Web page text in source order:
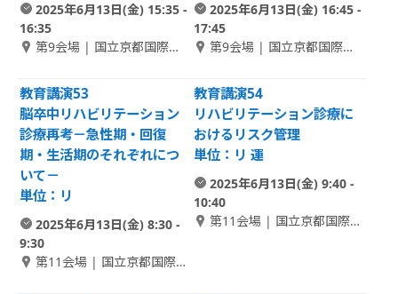
2025年6月13日(金) 15:35 -
16:35
第9会場 | 国立京都国際会
2025年6月13日(金) 16:45 -
17:45
第9会場 | 国立京都国際会
教育講演53
脳卒中リハビリテーション
診療再考－急性期・回復
期・生活期のそれぞれにつ
いて－
単位：リ
2025年6月13日(金) 8:30 -
9:30
第11会場 | 国立京都国際会
教育講演54
リハビリテーション診療に
おけるリスク管理
単位：リ 運
2025年6月13日(金) 9:40 -
10:40
第11会場 | 国立京都国際会